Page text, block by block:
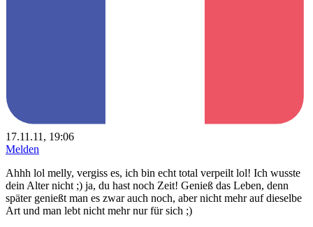
17.11.11, 19:06
Melden
Ahhh lol melly, vergiss es, ich bin echt total verpeilt lol! Ich wusste
dein Alter nicht ;) ja, du hast noch Zeit! Genieß das Leben, denn
später genießt man es zwar auch noch, aber nicht mehr auf dieselbe
Art und man lebt nicht mehr nur für sich ;)